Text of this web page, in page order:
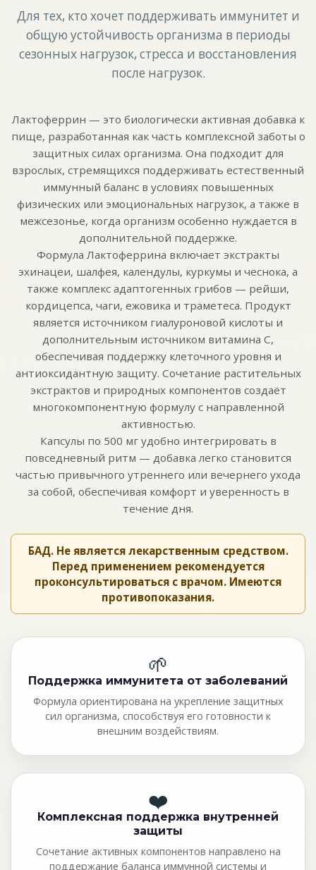
Для тех, кто хочет поддерживать иммунитет и
общую устойчивость организма в периоды
сезонных нагрузок, стресса и восстановления
после нагрузок.
Лактоферрин — это биологически активная добавка к
пище, разработанная как часть комплексной заботы о
защитных силах организма. Она подходит для
взрослых, стремящихся поддерживать естественный
иммунный баланс в условиях повышенных
физических или эмоциональных нагрузок, а также в
межсезонье, когда организм особенно нуждается в
дополнительной поддержке.
Формула Лактоферрина включает экстракты
эхинацеи, шалфея, календулы, куркумы и чеснока, а
также комплекс адаптогенных грибов — рейши,
кордицепса, чаги, ежовика и траметеса. Продукт
является источником гиалуроновой кислоты и
дополнительным источником витамина С,
обеспечивая поддержку клеточного уровня и
антиоксидантную защиту. Сочетание растительных
экстрактов и природных компонентов создаёт
многокомпонентную формулу с направленной
активностью.
Капсулы по 500 мг удобно интегрировать в
повседневный ритм — добавка легко становится
частью привычного утреннего или вечернего ухода
за собой, обеспечивая комфорт и уверенность в
течение дня.
БАД. Не является лекарственным средством.
Перед применением рекомендуется
проконсультироваться с врачом. Имеются
противопоказания.
🌱
Поддержка иммунитета от заболеваний
Формула ориентирована на укрепление защитных
сил организма, способствуя его готовности к
внешним воздействиям.
❤️
Комплексная поддержка внутренней
защиты
Сочетание активных компонентов направлено на
поддержание баланса иммунной системы и